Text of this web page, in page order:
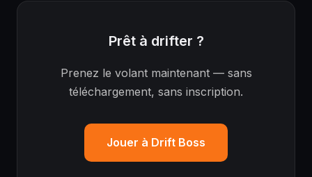
Prêt à drifter ?
Prenez le volant maintenant — sans
téléchargement, sans inscription.
Jouer à Drift Boss